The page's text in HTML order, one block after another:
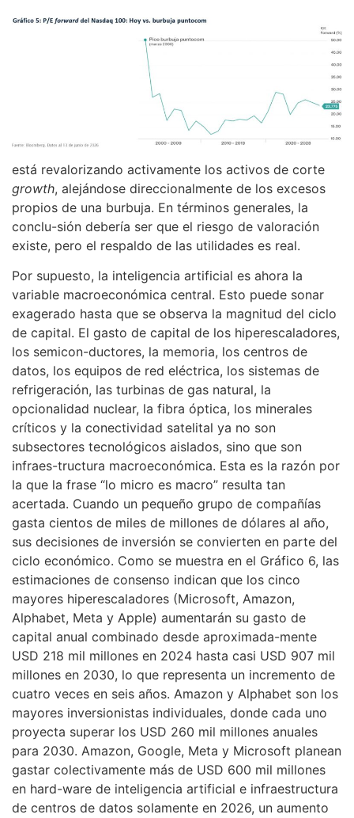
está revalorizando activamente los activos de corte
growth, alejándose direccionalmente de los excesos
propios de una burbuja. En términos generales, la
conclu-sión debería ser que el riesgo de valoración
existe, pero el respaldo de las utilidades es real.
Por supuesto, la inteligencia artificial es ahora la
variable macroeconómica central. Esto puede sonar
exagerado hasta que se observa la magnitud del ciclo
de capital. El gasto de capital de los hiperescaladores,
los semicon-ductores, la memoria, los centros de
datos, los equipos de red eléctrica, los sistemas de
refrigeración, las turbinas de gas natural, la
opcionalidad nuclear, la fibra óptica, los minerales
críticos y la conectividad satelital ya no son
subsectores tecnológicos aislados, sino que son
infraes-tructura macroeconómica. Esta es la razón por
la que la frase “lo micro es macro” resulta tan
acertada. Cuando un pequeño grupo de compañías
gasta cientos de miles de millones de dólares al año,
sus decisiones de inversión se convierten en parte del
ciclo económico. Como se muestra en el Gráfico 6, las
estimaciones de consenso indican que los cinco
mayores hiperescaladores (Microsoft, Amazon,
Alphabet, Meta y Apple) aumentarán su gasto de
capital anual combinado desde aproximada-mente
USD 218 mil millones en 2024 hasta casi USD 907 mil
millones en 2030, lo que representa un incremento de
cuatro veces en seis años. Amazon y Alphabet son los
mayores inversionistas individuales, donde cada uno
proyecta superar los USD 260 mil millones anuales
para 2030. Amazon, Google, Meta y Microsoft planean
gastar colectivamente más de USD 600 mil millones
en hard-ware de inteligencia artificial e infraestructura
de centros de datos solamente en 2026, un aumento